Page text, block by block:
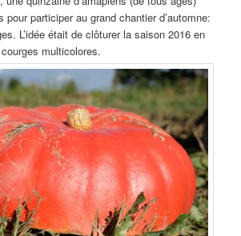
pour participer au grand chantier d’automne:
L’idée était de clôturer la saison 2016 en
multicolores.